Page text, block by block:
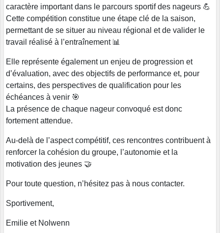
caractère important dans le parcours sportif des nageurs 💪
Cette compétition constitue une étape clé de la saison,
permettant de se situer au niveau régional et de valider le
travail réalisé à l’entraînement 📊
Elle représente également un enjeu de progression et
d’évaluation, avec des objectifs de performance et, pour
certains, des perspectives de qualification pour les
échéances à venir 🎯
La présence de chaque nageur convoqué est donc
fortement attendue.
Au-delà de l’aspect compétitif, ces rencontres contribuent à
renforcer la cohésion du groupe, l’autonomie et la
motivation des jeunes 🤝
Pour toute question, n’hésitez pas à nous contacter.
Sportivement,
Emilie et Nolwenn